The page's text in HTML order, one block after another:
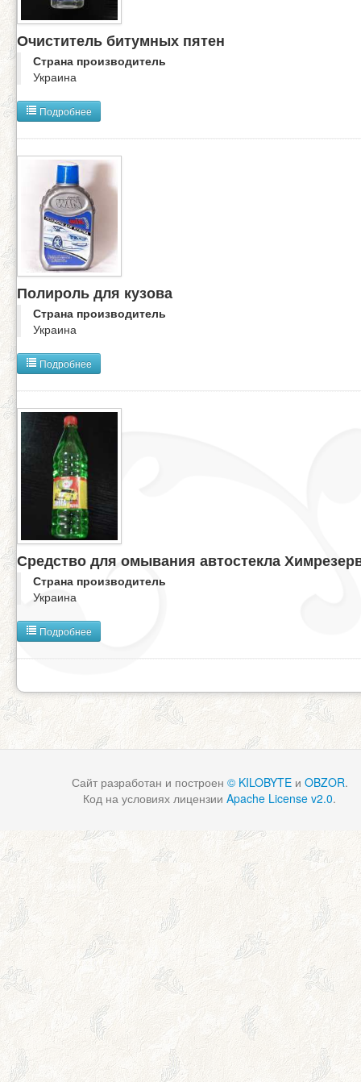
Очиститель битумных пятен
Страна производитель
Украина
Подробнее
Полироль для кузова
Страна производитель
Украина
Подробнее
Средство для омывания автостекла
Страна производитель
Украина
Подробнее
Сайт разработан и построен © KILOBYTEи OBZOR.
Код на условиях лицензии Apache License v2.0.